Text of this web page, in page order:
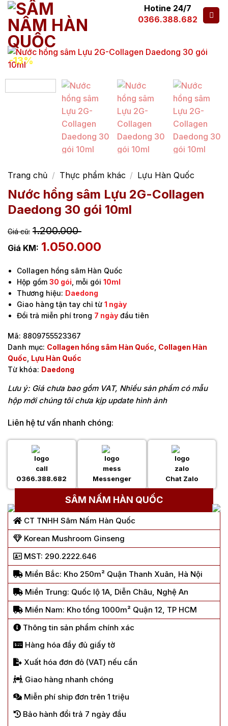
Hotine 24/7
0366.388.682
-13%
Trang chủ / Thực phẩm khác / Lựu Hàn Quốc
Nước hồng sâm Lựu 2G-Collagen
Daedong 30 gói 10ml
1.200.000
1.050.000
Collagen hồng sâm Hàn Quốc
Hộp gồm30 gói , mỗi gói10ml
Thương hiệu: Daedong
Giao hàng tận tay chỉ từ1 ngày
Đổi trả miễn phí trong 7 ngày đầu tiên
Mã: 8809755523367
Danh mục: Collagen hồng sâm Hàn Quốc Collagen Hàn
Quốc Lựu Hàn Quốc
Từ khóa: Daedong
Lưu ý: Giá chưa bao gồm VAT, Nhiều sản phẩm có mẫu
hộp mới chúng tôi chưa kịp update hình ảnh
Liên hệ tư vấn nhanh chóng:
0366.388.682 Messenger Chat Zalo
SÂM NẤM HÀN QUỐC
CT TNHH Sâm Nấm Hàn Quốc
Korean Mushroom Ginseng
MST: 290.2222.646
Miền Bắc: Kho 250m² Quận Thanh Xuân, Hà Nội
Miền Trung: Quốc lộ 1A, Diễn Châu, Nghệ An
Miền Nam: Kho tổng 1000m² Quận 12, TP HCM
Thông tin sản phẩm chính xác
Hàng hóa đầy đủ giấy tờ
Xuất hóa đơn đỏ (VAT) nếu cần
Giao hàng nhanh chóng
Miễn phí ship đơn trên 1 triệu
Bảo hành đổi trả 7 ngày đầu